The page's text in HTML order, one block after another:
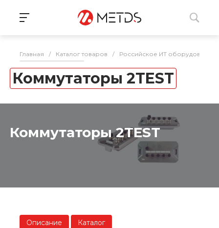
Главная / Каталог товаров / Российское ИТ оборудование
Коммутаторы 2TEST
Коммутаторы 2TEST
Описание Каталог